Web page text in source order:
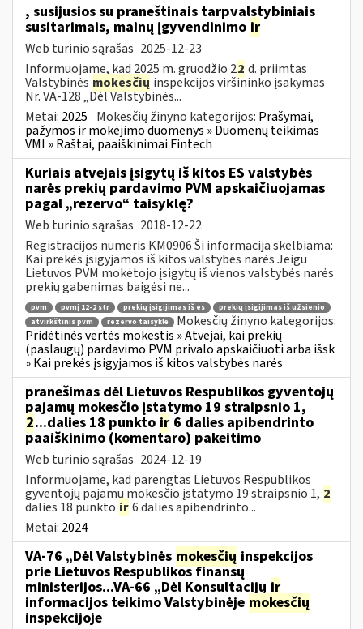
, susijusios su praneštinais tarpvalstybiniais
susitarimais, mainų įgyvendinimo ir
Web turinio sąrašas 2025-12-23
Informuojame, kad 2025 m. gruodžio 22 d. priimtas
Valstybinės mokesčių inspekcijos viršininko įsakymas
Nr. VA-128 „Dėl Valstybinės...
Metai: 2025 Mokesčių žinyno kategorijos: Prašymai,
pažymos ir mokėjimo duomenys » Duomenų teikimas
VMI » Raštai, paaiškinimai Fintech
Kuriais atvejais įsigytų iš kitos ES valstybės
narės prekių pardavimo PVM apskaičiuojamas
pagal „rezervo“ taisyklę?
Web turinio sąrašas 2018-12-22
Registracijos numeris KM0906 Ši informacija skelbiama:
Kai prekės įsigyjamos iš kitos valstybės narės Jeigu
Lietuvos PVM mokėtojo įsigytų iš vienos valstybės narės
prekių gabenimas baigėsi ne...
pvm pvmį 12-2 str prekių įsigijimas iš es
prekių įsigijimas iš užsienio
atvirkštinis pvm
rezervo taisyklė
Mokesčių žinyno kategorijos:
Pridėtinės vertės mokestis » Atvejai, kai prekių
(paslaugų) pardavimo PVM privalo apskaičiuoti arba išsk
» Kai prekės įsigyjamos iš kitos valstybės narės
pranešimas dėl Lietuvos Respublikos gyventojų
pajamų mokesčio įstatymo 19 straipsnio 1,
2...dalies 18 punkto ir 6 dalies apibendrinto
paaiškinimo (komentaro) pakeitimo
Web turinio sąrašas 2024-12-19
Informuojame, kad parengtas Lietuvos Respublikos
gyventojų pajamų mokesčio įstatymo 19 straipsnio 1, 2
dalies 18 punkto ir6 dalies apibendrinto...
Metai: 2024
VA-76 „Dėl Valstybinės mokesčių inspekcijos
prie Lietuvos Respublikos finansų
ministerijos...VA-66 „Dėl Konsultacijų ir
informacijos teikimo Valstybinėje mokesčių
inspekcijoje